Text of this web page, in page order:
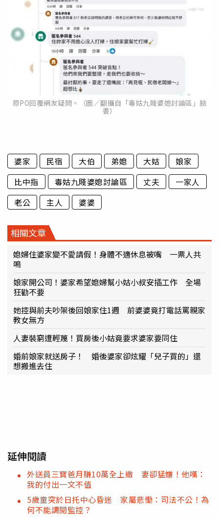
原PO回覆網友疑問。（圖／翻攝自「毒姑九賤婆媳討論區」臉
書）
婆家 民宿 大伯 弟媳 大姑
娘家
比中指
毒姑九賤婆媳討論區 丈夫
一家人
老公
主人 婆婆
相關文章
媳婦住婆家變不愛請假！身體不適休息被嘴 一票人共
鳴
娘家開公司！婆家希望媳婦幫小姑小叔安插工作 全場
狂勸不要
她控與前夫吵架後回娘家住1週 前婆婆竟打電話罵親家
教女無方
人妻裝窮遭輕蔑！買房後小姑竟要求婆家要同住
婚前娘家就送房子！ 婚後婆家卻炫耀「兒子買的」還
想搬進去住
延伸閱讀
外送員三寶爸月賺10萬全上繳 妻卻猛嫌！他嘆：
我的付出一文不值
5歲童突於日托中心昏迷 家屬悲慟：司法不公！為
何不能調閱監控？